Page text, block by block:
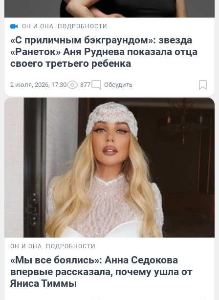
ОН И ОНА ПОДРОБНОСТИ
«С приличным бэкграундом»: звезда
«Ранеток» Аня Руднева показала отца
своего третьего ребенка
2 июля, 2026, 17:30 877 Обсудить
ОН И ОНА ПОДРОБНОСТИ
«Мы все боялись»: Анна Седокова
впервые рассказала, почему ушла от
Яниса Тиммы